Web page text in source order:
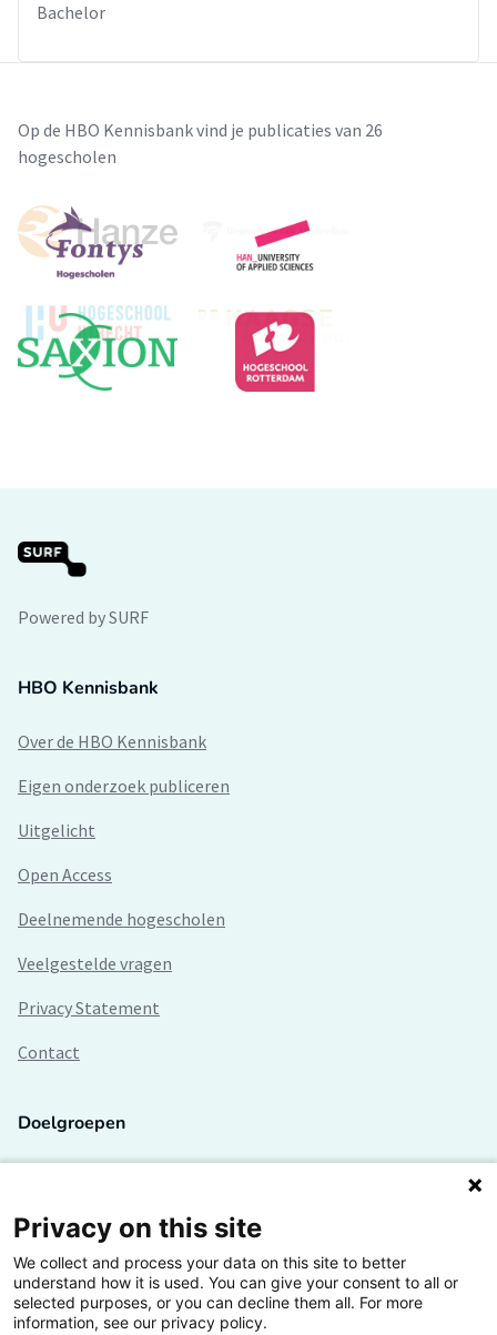
Bachelor
Op de HBO Kennisbank vind je publicaties van 26
hogescholen
Powered by SURF
HBO Kennisbank
Over de HBO Kennisbank
Eigen onderzoek publiceren
Uitgelicht
Open Access
Deelnemende hogescholen
Veelgestelde vragen
Privacy Statement
Contact
Doelgroepen
Lectoren en onderzoekers
Bedrijven
Hogescholen
Privacy on this site
We collect and process your data on this site to better
understand how it is used. You can give your consent to all or
selected purposes, or you can decline them all. For more
information, see our privacy policy.